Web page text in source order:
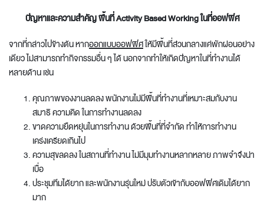
ปัญหาและความสำคัญ พื้นที่ Activity Based Working ในที่ออฟฟิศ
จากที่กล่าวไปข้างต้น หากออกแบบออฟฟิศให้มีพื้นที่ส่วนกลางแค่พักผ่อนอย่าง
เดียว ไม่สามารถทำกิจกรรมอื่น ๆ ได้ นอกจากทำให้เกิดปัญหาในที่ทำงานได้
หลายด้าน เช่น
คุณภาพของงานลดลง พนักงานไม่มีพื้นที่ทำงานที่เหมาะสมกับงาน
สมาธิ ความคิด ในการทำงานลดลง
ขาดความยืดหยุ่นในการทำงาน ด้วยพื้นที่ที่จำกัด ทำให้การทำงาน
เคร่งเครียดเกินไป
ความสุขลดลง ในสถานที่ทำงาน ไม่มีมุมทำงานหลากหลาย ภาพจำจึงน่า
เบื่อ
ประชุมทีมได้ยาก และพนักงานรุ่นใหม่ ปรับตัวเข้ากับออฟฟิศเดิมได้ยาก
มาก